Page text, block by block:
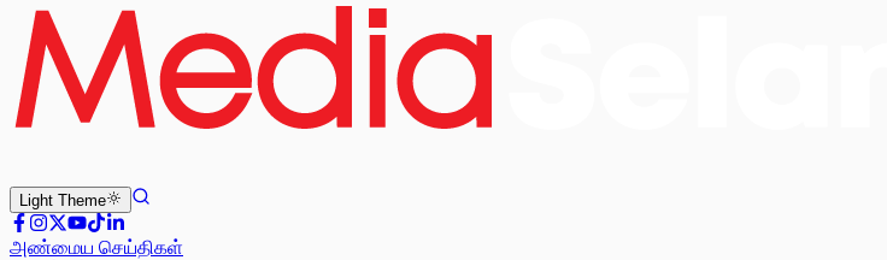
Light Theme
அண்மைய செய்திகள்